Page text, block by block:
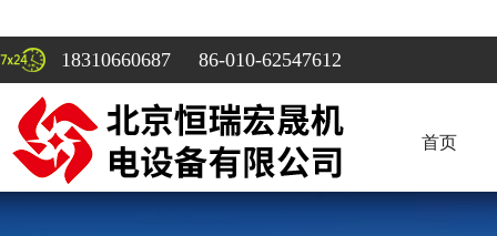
18310660687 86-010-62547612
首页